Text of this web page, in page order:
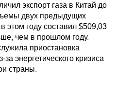
экспорт газа в Китай до
двух предыдущих
этом году составил $509,03
чем в прошлом году.
приостановка
энергетического кризиса
страны.